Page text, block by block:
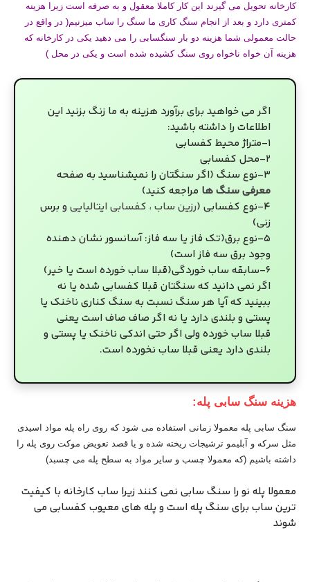
کارخانه تحویل می گیرند این کار کاملا معقول و به صرفه است زیرا هزینه
کمتری دارد و بعد از انجام سنگ کاری ما سنگ را ساب میزنیم( در واقع در
حالت معمولی شما هزینه دو بار سنگسابی را می دهید یکی در کارخانه که
هزینه آن خواه ناخواه روی سنگ کشیده شده است و یکی در محل )
اگر می خواهید برای برآورد هزینه به ما زنگ بزنید این
اطلاعات را داشته باشید:
۱-متراژ محیط کفسابی
۲-محل کفسابی
۳-نوع سنگ (اگر سنگتان را نمیشناسید به صفحه
معرفی سنگ ها مراجعه کنید)
۴-نوع کفسابی (
رزین ساب ، کفسابی ایتالیاییو برس
زنی)
۵-نوع برق(تک فاز یا سه فاز: آسانسور نشان دهنده
وجود برق سه فاز است)
۶-سابقه ساب خوردگی(قبلا ساب خورده است یا خیر)
اگر نمی دانید که سنگتان قبلا کفسابی شده یا نه
ببینید که آیا هر سنگ نسبت به سنگ کناری ناخنک یا
پستی و بلندی دارد یا نه اگر صاف صاف است یعنی
قبلا ساب خورده ولی اگر حتی اندکی ناخنک یا پستی و
بلندی دارد یعنی قبلا ساب نخورده است.
هزینه سنگ سابی پله:
سنگ سابی پله معمولا زمانی استفاده می شود که روی راه پله مواد اسیدی
مثل سرکه و آبلیمو ترشیجات ریخته شده و یا قصد تعویض موکت روی پله را
داشته باشیم (که معمولا چسب و سایر مواد به سطح پله می چسبد)
معمولا پله نو را سنگ سابی نمی کنند زیرا ساب کارخانه با کیفیت
ترین ساب برای سنگ پله است و پله های معیوب کفسابی می
شوند